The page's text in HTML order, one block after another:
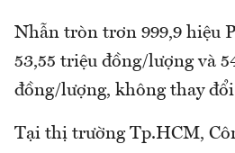
Nhẫn tròn trơn 999,9 hiệu
53,55 triệu đồng/lượng và
đồng/lượng, không thay đổi
Tại thị trường Tp.HCM,